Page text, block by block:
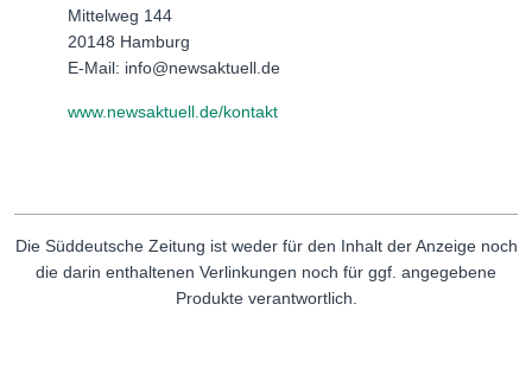
Mittelweg 144
20148 Hamburg
E-Mail: info@newsaktuell.de
www.newsaktuell.de/kontakt
Die Süddeutsche Zeitung ist weder für den Inhalt der Anzeige noch
die darin enthaltenen Verlinkungen noch für ggf. angegebene
Produkte verantwortlich.